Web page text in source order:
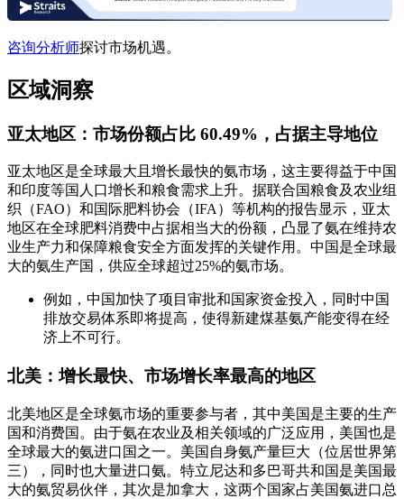
咨询分析师探讨市场机遇。
区域洞察
亚太地区：市场份额占比 60.49%，占据主导地位
亚太地区是全球最大且增长最快的氨市场，这主要得益于中国
和印度等国人口增长和粮食需求上升。据联合国粮食及农业组
织（FAO）和国际肥料协会（IFA）等机构的报告显示，亚太
地区在全球肥料消费中占据相当大的份额，凸显了氨在维持农
业生产力和保障粮食安全方面发挥的关键作用。中国是全球最
大的氨生产国，供应全球超过25%的氨市场。
例如，中国加快了项目审批和国家资金投入，同时中国
排放交易体系即将提高，使得新建煤基氨产能变得在经
济上不可行。
北美：增长最快、市场增长率最高的地区
北美地区是全球氨市场的重要参与者，其中美国是主要的生产
国和消费国。由于氨在农业及相关领域的广泛应用，美国也是
全球最大的氨进口国之一。美国自身氨产量巨大（位居世界第
三），同时也大量进口氨。特立尼达和多巴哥共和国是美国最
大的氨贸易伙伴，其次是加拿大，这两个国家占美国氨进口总